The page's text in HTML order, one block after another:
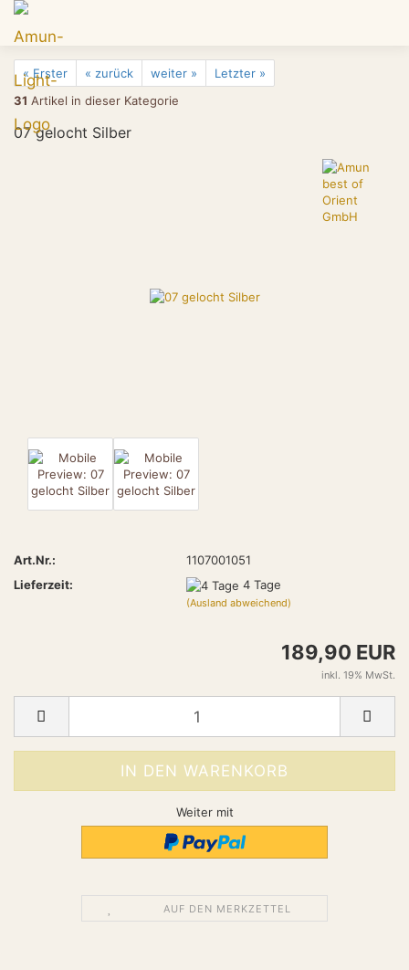
« Erster « zurück weiter »
Letzter »
31 Artikel in dieser Kategorie
07 gelocht Silber
Art.Nr.:
1107001051
Lieferzeit:
4 Tage
(Ausland abweichend)
189,90 EUR
inkl. 19% MwSt.
Weiter mit
AUF DEN MERKZETTEL